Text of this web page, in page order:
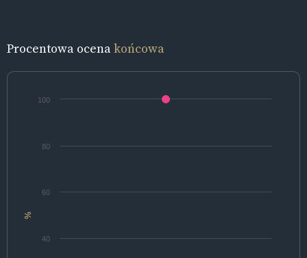
Procentowa ocenakońcowa
%
40
60
80
100